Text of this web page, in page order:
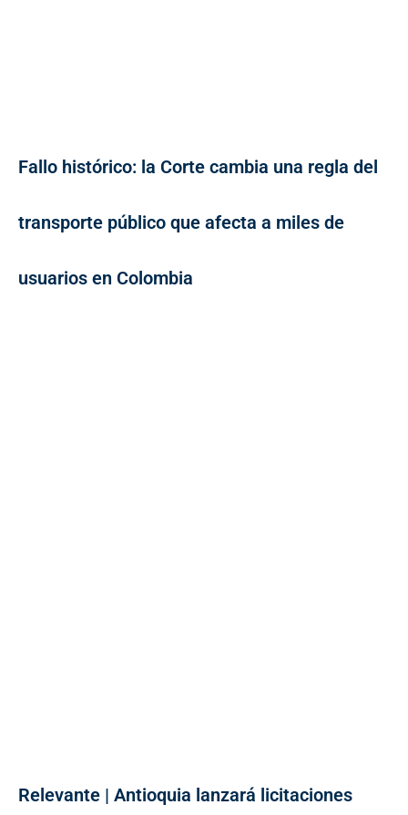
Fallo histórico: la Corte cambia una regla del
transporte público que afecta a miles de
usuarios en Colombia
Relevante | Antioquia lanzará licitaciones